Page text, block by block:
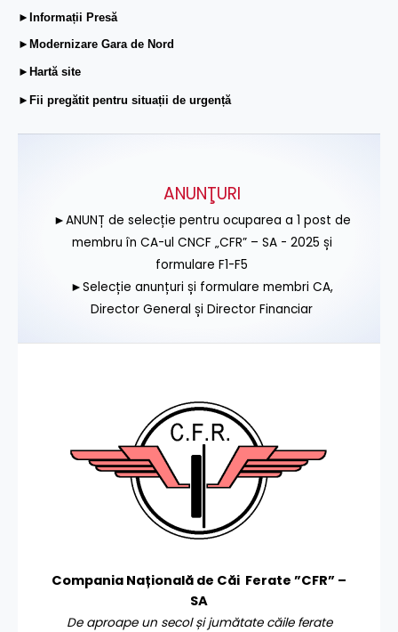
►Informații Presă
►Modernizare Gara de Nord
►Hartă site
►Fii pregătit pentru situații de urgență
ANUNŢURI
►ANUNȚ de selecție pentru ocuparea a 1 post de
membru în CA-ul CNCF „CFR” – SA - 2025 și
formulare F1-F5
►Selecție anunțuri și formulare membri CA,
Director General și Director Financiar
Compania Națională de Căi Ferate ”CFR” –
SA
De aproape un secol și jumătate căile ferate